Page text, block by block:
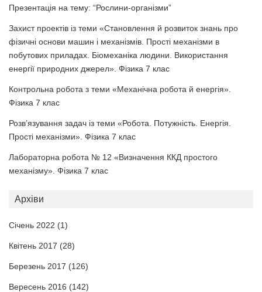
Презентація на тему: “Рослини-організми”
Захист проектів із теми «Становлення й розвиток знань про
фізичні основи машин і механізмів. Прості механізми в
побутових приладах. Біомеханіка людини. Використання
енергії природних джерел». Фізика 7 клас
Контрольна робота з теми «Механічна робота й енергія».
Фізика 7 клас
Розв’язування задач із теми «Робота. Потужність. Енергія.
Прості механізми». Фізика 7 клас
Лабораторна робота № 12 «Визначення ККД простого
механізму». Фізика 7 клас
Архіви
Січень 2022 (1)
Квітень 2017 (28)
Березень 2017 (126)
Вересень 2016 (142)